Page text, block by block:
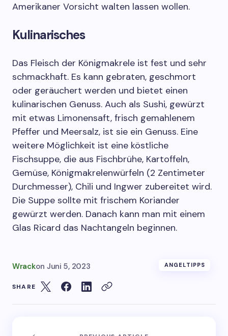
Amerikaner Vorsicht walten lassen wollen.
Kulinarisches
Das Fleisch der Königmakrele ist fest und sehr
schmackhaft. Es kann gebraten, geschmort
oder geräuchert werden und bietet einen
kulinarischen Genuss. Auch als Sushi, gewürzt
mit etwas Limonensaft, frisch gemahlenem
Pfeffer und Meersalz, ist sie ein Genuss. Eine
weitere Möglichkeit ist eine köstliche
Fischsuppe, die aus Fischbrühe, Kartoffeln,
Gemüse, Königmakrelenwürfeln (2 Zentimeter
Durchmesser), Chili und Ingwer zubereitet wird.
Die Suppe sollte mit frischem Koriander
gewürzt werden. Danach kann man mit einem
Glas Ricard das Nachtangeln beginnen.
Wrackon Juni 5, 2023 ANGELTIPPS
SHARE